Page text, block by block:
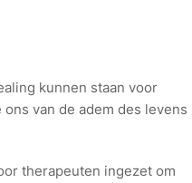
kunnen staan voor
van de adem des levens
therapeuten ingezet om